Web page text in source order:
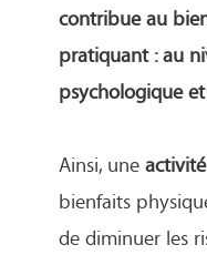
contribue au
pratiquant : au
psychologique
Ainsi, une
bienfaits
de diminuer les